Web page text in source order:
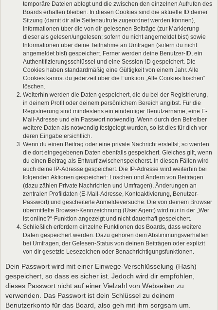
temporäre Dateien ablegt und die zwischen den einzelnen Aufrufen des
Boards erhalten bleiben. In diesen Cookies sind die aktuelle ID deiner
Sitzung (damit dir alle Seitenaufrufe zugeordnet werden können),
Informationen über die von dir gelesenen Beiträge (zur Markierung
dieser als gelesen/ungelesen; sofern du nicht angemeldet bist) sowie
Informationen über deine Teilnahme an Umfragen (sofern du nicht
angemeldet bist) gespeichert. Ferner werden deine Benutzer-ID, ein
Authentifizierungsschlüssel und eine Session-ID gespeichert. Die
Cookies haben standardmäßig eine Gültigkeit von einem Jahr. Alle
Cookies kannst du jederzeit über die Funktion „Alle Cookies löschen“
löschen.
Weiterhin werden die Daten gespeichert, die du bei der Registrierung,
in deinem Profil oder deinem persönlichem Bereich angibst. Für die
Registrierung sind mindestens ein eindeutiger Benutzername, eine E-
Mail-Adresse und ein Passwort notwendig. Wenn durch den Betreiber
weitere Daten als notwendig festgelegt wurden, so ist dies für dich vor
deren Eingabe ersichtlich.
Wenn du einen Beitrag oder eine private Nachricht erstellst, so werden
die dort eingegebenen Daten ebenfalls gespeichert. Gleiches gilt, wenn
du einen Beitrag als Entwurf zwischenspeicherst. In diesen Fällen wird
auch deine IP-Adresse gespeichert. Die IP-Adresse wird weiterhin bei
folgenden Aktionen gespeichert: Löschen und Ändern von Beiträgen
(dazu zählen Private Nachrichten und Umfragen), Änderungen an
zentralen Profildaten (E-Mail-Adresse, Kontoaktivierung, Benutzer-
Passwort) und gescheiterte Anmeldeversuche. Die von deinem Browser
übermittelte Browser-Kennzeichnung (User Agent) wird nur in der „Wer
ist online?“-Funktion angezeigt und nicht dauerhaft gespeichert.
Schließlich erfordern einzelne Funktionen des Boards, dass weitere
Daten gespeichert werden. Dazu gehören dein Abstimmungsverhalten
bei Umfragen, der Gelesen-Status von deinen Beiträgen oder explizit
von dir gesetzte Lesezeichen oder Benachrichtigungsfunktionen.
Dein Passwort wird mit einer Einwege-Verschlüsselung (Hash)
gespeichert, so dass es sicher ist. Jedoch wird dir empfohlen,
dieses Passwort nicht auf einer Vielzahl von Webseiten zu
verwenden. Das Passwort ist dein Schlüssel zu deinem
Benutzerkonto für das Board, also geh mit ihm sorgsam um.